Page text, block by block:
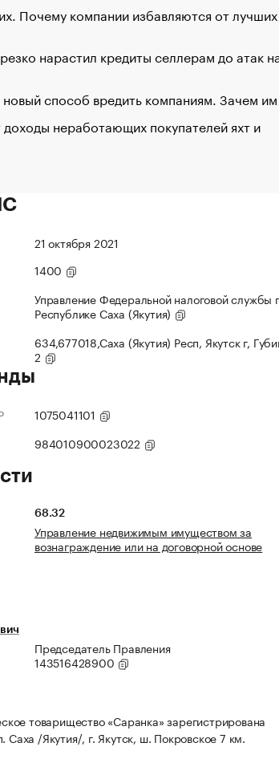
Почему компании избавляются от лучших
нарастил кредиты селлерам до атак
способ вредить компаниям. Зачем
доходы неработающих покупателей яхт и
21 октября 2021
1400
Управление Федеральной налоговой службы
Республике Саха (Якутия)
634,677018,Саха (Якутия) Респ, Якутск г,
2
1075041101
984010900023022
68.32
Управление недвижимым имуществом за
вознаграждение или на договорной основе
Председатель Правления
143516428900
товарищество «Саранка» зарегистрирована
/Якутия/, г. Якутск, ш. Покровское 7 км.